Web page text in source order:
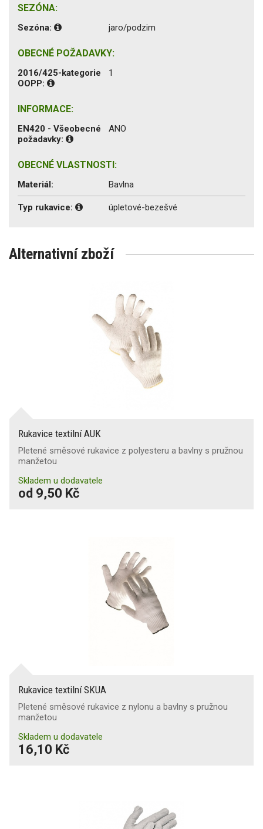
SEZÓNA:
Sezóna: jaro/podzim
OBECNÉ POŽADAVKY:
2016/425-kategorie
OOPP:
1
INFORMACE:
EN420 - Všeobecné
požadavky:
ANO
OBECNÉ VLASTNOSTI:
Materiál: Bavlna
Typ rukavice: úpletové-bezešvé
Alternativní zboží
Rukavice textilní AUK
Pletené směsové rukavice z polyesteru a bavlny s pružnou
manžetou
Skladem u dodavatele
od 9,50 Kč
Rukavice textilní SKUA
Pletené směsové rukavice z nylonu a bavlny s pružnou
manžetou
Skladem u dodavatele
16,10 Kč